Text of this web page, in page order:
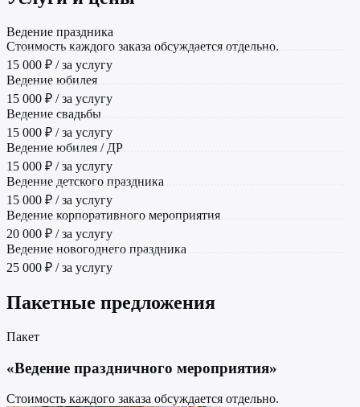
Ведение праздника
Стоимость каждого заказа обсуждается отдельно.
15 000 ₽ / за услугу
Ведение юбилея
15 000 ₽ / за услугу
Ведение свадьбы
15 000 ₽ / за услугу
Ведение юбилея / ДР
15 000 ₽ / за услугу
Ведение детского праздника
15 000 ₽ / за услугу
Ведение корпоративного мероприятия
20 000 ₽ / за услугу
Ведение новогоднего праздника
25 000 ₽ / за услугу
Пакетные предложения
Пакет
«Ведение праздничного мероприятия»
Стоимость каждого заказа обсуждается отдельно.